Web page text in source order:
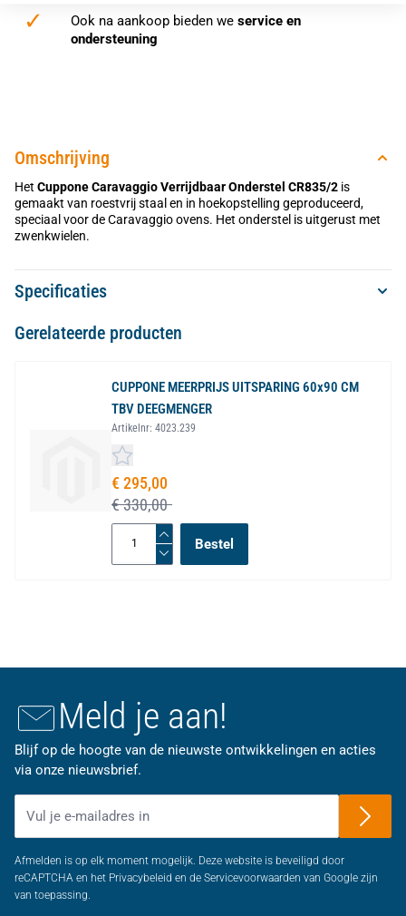
✓ Ook na aankoop bieden we service en
ondersteuning
Omschrijving
Het Cuppone Caravaggio Verrijdbaar Onderstel CR835/2 is
gemaakt van roestvrij staal en in hoekopstelling geproduceerd,
speciaal voor de Caravaggio ovens. Het onderstel is uitgerust met
zwenkwielen.
Specificaties
Gerelateerde producten
CUPPONE MEERPRIJS UITSPARING 60x90 CM
TBV DEEGMENGER
Artikelnr: 4023.239
Speciale prijs
€ 295,00
€ 330,00
Bestel
Meld je aan!
Blijf op de hoogte van de nieuwste ontwikkelingen en acties
via onze nieuwsbrief.
Afmelden is op elk moment mogelijk. Deze website is beveiligd door
reCAPTCHA en het Privacybeleid en de Servicevoorwaarden van Google zijn
van toepassing.